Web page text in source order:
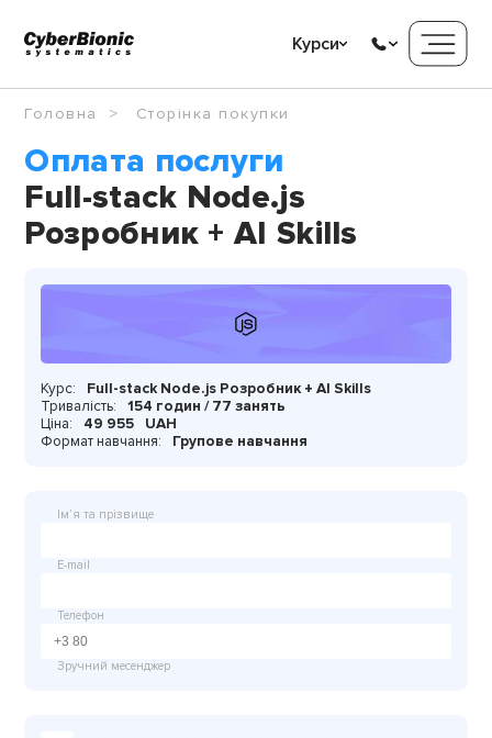
Курси
Головна Сторінка покупки
Оплата послуги
Full-stack Node.js
Розробник + AI Skills
Курс:
Full-stack Node.js Розробник + AI Skills
Тривалість:
154 годин / 77 занять
Ціна:
49 955
UAH
Формат навчання:
Групове навчання
Імʼя та прізвище
E-mail
Телефон
Зручний месенджер